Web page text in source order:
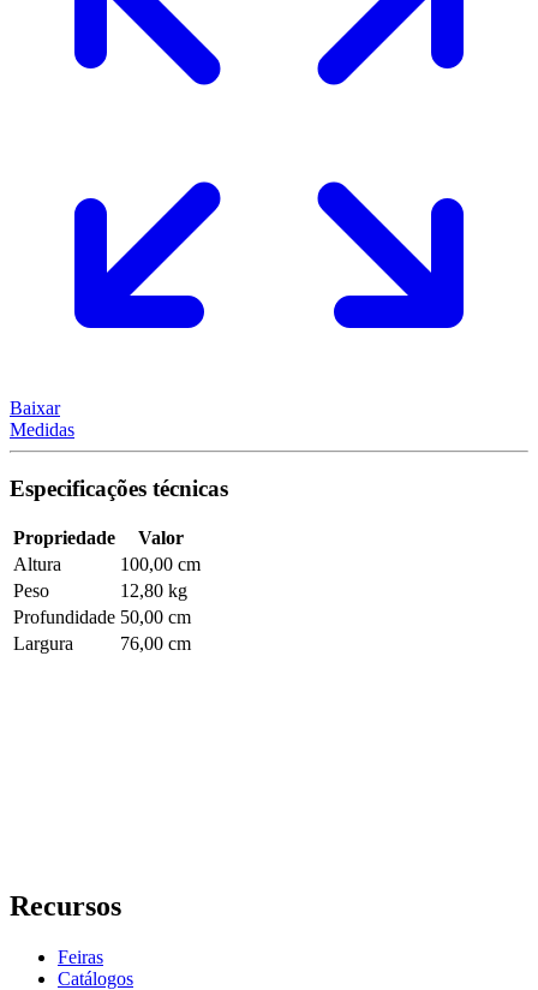
Baixar
Medidas
Especificações técnicas
Propriedade
Valor
Altura
100,00 cm
Peso
12,80 kg
Profundidade 50,00 cm
Largura
76,00 cm
Recursos
Feiras
Catálogos